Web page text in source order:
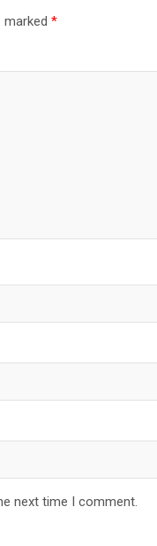
marked *
next time I comment.